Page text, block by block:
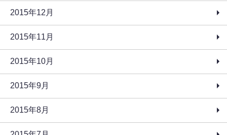
2015年12月
2015年11月
2015年10月
2015年9月
2015年8月